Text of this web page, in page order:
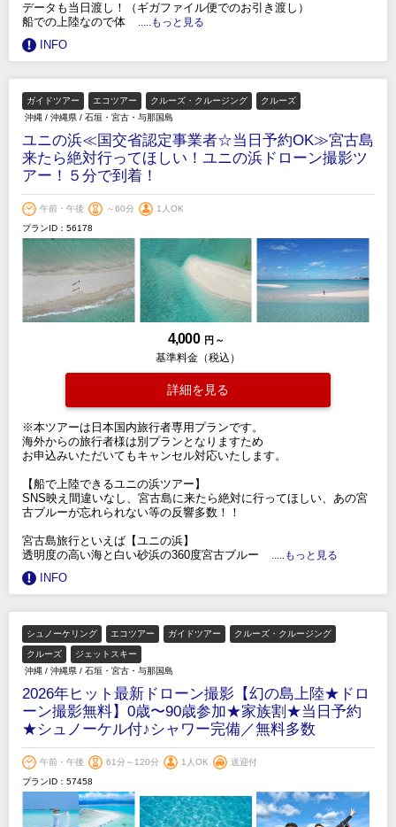
データも当日渡し！（ギガファイル便でのお引き渡し）
船での上陸なので体
.....もっと見る
INFO
ガイドツアー エコツアー クルーズ・クルージング
クルーズ
沖縄 / 沖縄県 / 石垣・宮古・与那国島
ユニの浜≪国交省認定事業者☆当日予約OK≫宮古島
来たら絶対行ってほしい！ユニの浜ドローン撮影ツ
アー！５分で到着！
午前・午後 ～60分
1人OK
プランID：56178
4,000 円 ～
基準料金（税込）
詳細を見る
※本ツアーは日本国内旅行者専用プランです。
海外からの旅行者様は別プランとなりますため
お申込みいただいてもキャンセル対応いたします。
【船で上陸できるユニの浜ツアー】
SNS映え間違いなし、宮古島に来たら絶対に行ってほしい、あの宮
古ブルーが忘れられない等の反響多数！！
宮古島旅行といえば【ユニの浜】
透明度の高い海と白い砂浜の360度宮古ブルー
.....もっと見る
INFO
シュノーケリング エコツアー ガイドツアー クルーズ・クルージング
クルーズ
ジェットスキー
沖縄 / 沖縄県 / 石垣・宮古・与那国島
2026年ヒット最新ドローン撮影【幻の島上陸★ドロ
ーン撮影無料】0歳〜90歳参加★家族割★当日予約
★シュノーケル付♪シャワー完備／無料多数
午前・午後 61分～120分 1人OK
送迎付
プランID：57458